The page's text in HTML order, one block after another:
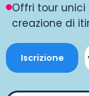
Offri tour
creazione di
Iscrizione